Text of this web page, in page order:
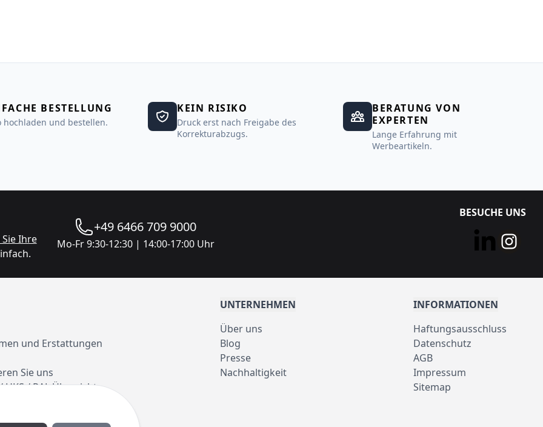
BESTELLUNG
hochladen und bestellen.
KEIN RISIKO
Druck erst nach Freigabe des
Korrekturabzugs.
BERATUNG VON
EXPERTEN
Lange Erfahrung mit
Werbeartikeln.
Ihre
+49 6466 709 9000
Mo-Fr 9:30-12:30 | 14:00-17:00 Uhr
BESUCHE UNS
und Erstattungen
Sie uns
/ RAL Übersicht
UNTERNEHMEN
Über uns
Blog
Presse
Nachhaltigkeit
INFORMATIONEN
Haftungsausschluss
Datenschutz
AGB
Impressum
Sitemap